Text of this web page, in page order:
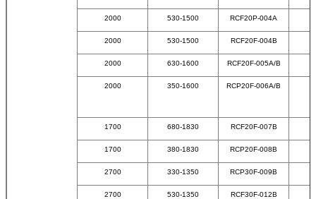
2000 530-1500 RCF20P-004A
2000 530-1500 RCF20F-004B
2000 630-1600 RCF20F-005A/B
2000 350-1600 RCP20F-006A/B
1700 680-1830 RCF20F-007B
1700 380-1830 RCP20F-008B
2700 330-1350 RCP30F-009B
2700 530-1350 RCF30F-012B